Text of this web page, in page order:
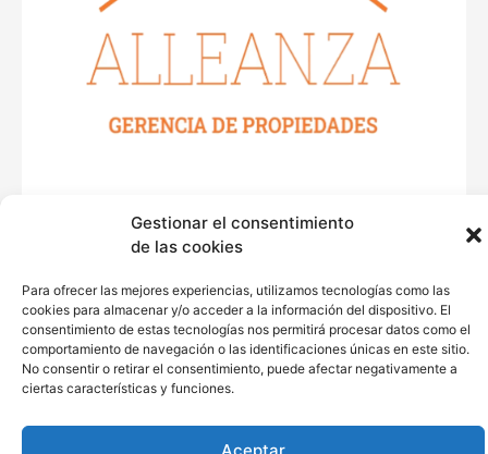
Gestionar el consentimiento
de las cookies
Para ofrecer las mejores experiencias, utilizamos tecnologías como las
cookies para almacenar y/o acceder a la información del dispositivo. El
consentimiento de estas tecnologías nos permitirá procesar datos como el
comportamiento de navegación o las identificaciones únicas en este sitio.
No consentir o retirar el consentimiento, puede afectar negativamente a
ciertas características y funciones.
Aceptar
Copyright © 2023 | by QMA Consultores
gerencia@alleanzasoluciones.com |